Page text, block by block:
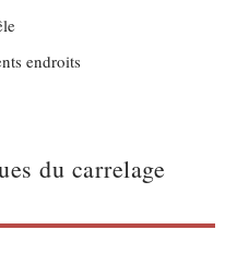
endroits
du carrelage